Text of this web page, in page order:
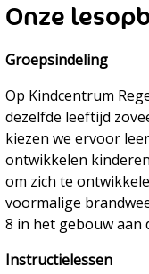
Onze
Groepsindeling
Op Kindcentrum
dezelfde leeftijd
kiezen we ervoor
ontwikkelen
om zich te
voormalige
8 in het gebouw aan
Instructielessen